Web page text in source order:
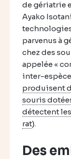
de gériatrie
Ayako
parvenus à
chez des
appelée «
inter-
produisent
souris
détectent
rat).
Des